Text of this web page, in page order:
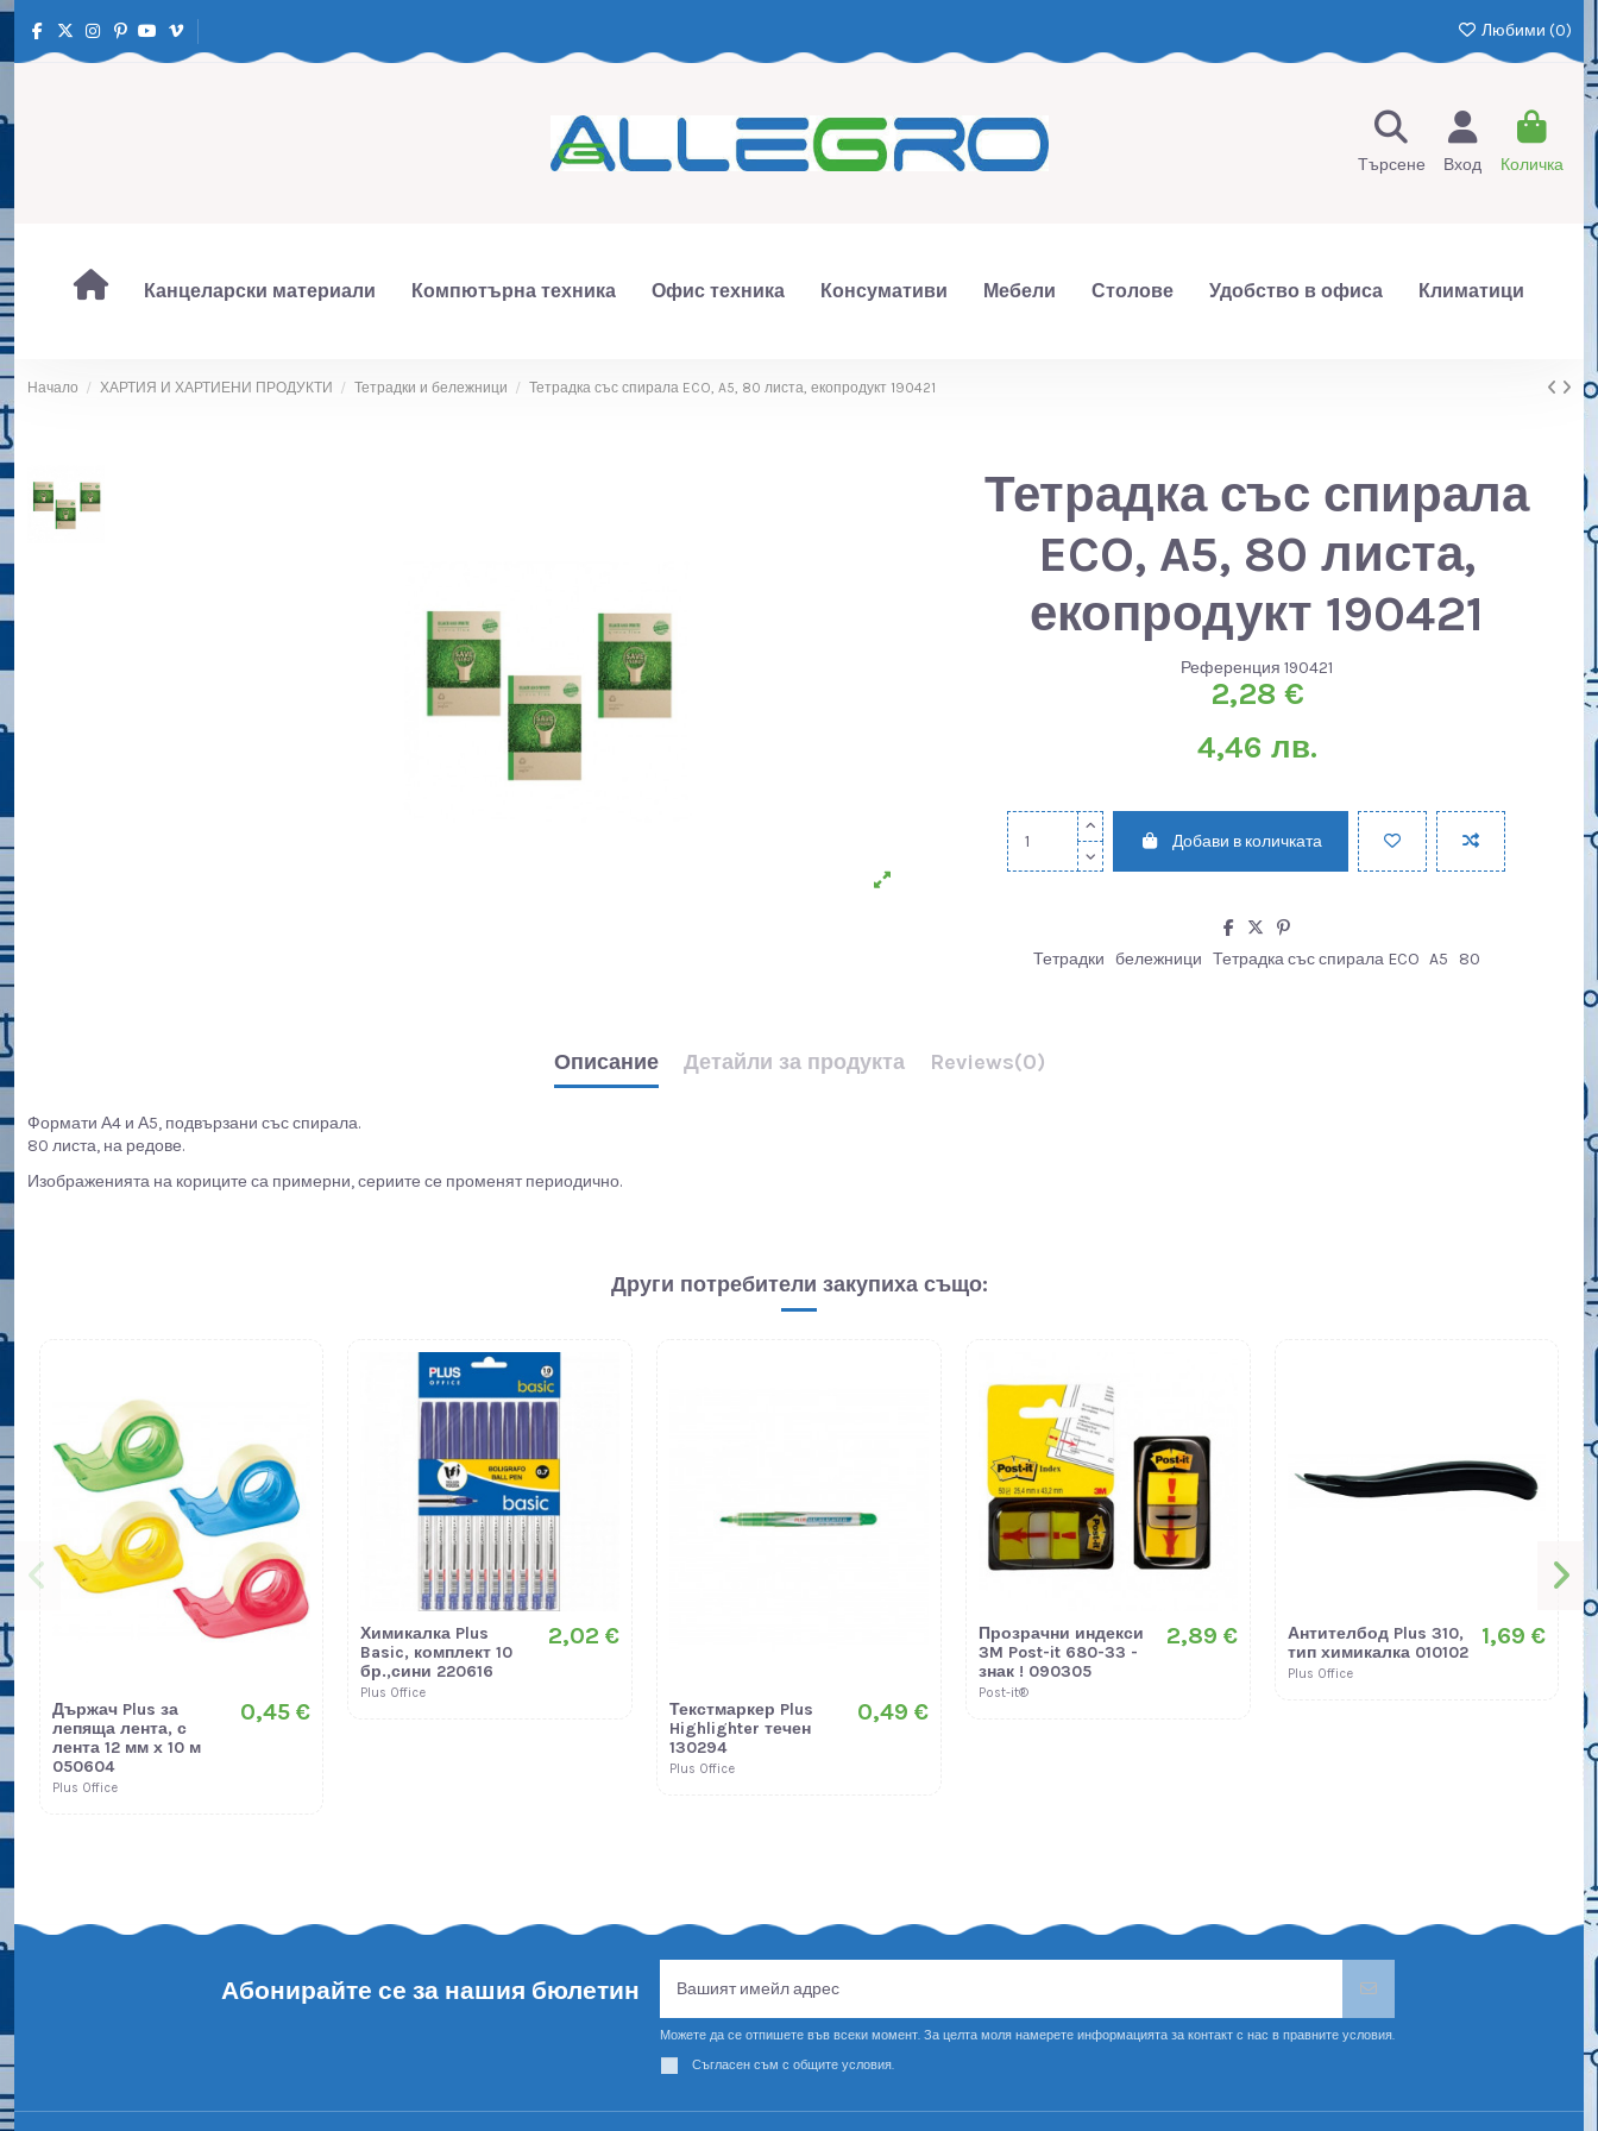
Любими (0)
Търсене Вход Количка
Канцеларски материали Компютърна техника Офис техника Консумативи Мебели Столове Удобство в офиса Климатици
Начало ХАРТИЯ И ХАРТИЕНИ ПРОДУКТИ Тетрадки и бележници Тетрадка със спирала ECO, A5, 80 листа, екопродукт 190421
Тетрадка със спирала
ECO, A5, 80 листа,
екопродукт 190421
Референция 190421
2,28 €
4,46 лв.
Добави в количката
Тетрадки бележници Тетрадка със спирала ECO A5 80
Описание Детайли за продукта Reviews(0)
Формати А4 и А5, подвързани със спирала.
80 листа, на редове.
Изображенията на кориците са примерни, сериите се променят периодично.
Други потребители закупиха също:
Държач Plus за
лепяща лента, с
лента 12 мм х 10 м
050604
Plus Office
0,45 €
Химикалка Plus
Basic, комплект 10
бр.,сини 220616
Plus Office
2,02 €
Текстмаркер Plus
Highlighter течен
130294
Plus Office
0,49 €
Прозрачни индекси
3M Post-it 680-33 -
знак ! 090305
Post-it®
2,89 €
Антителбод Plus 310,
тип химикалка 010102
Plus Office
1,69 €
Абонирайте се за нашия бюлетин
Можете да се отпишете във всеки момент. За целта моля намерете информацията за контакт с нас в правните условия.
Съгласен съм с общите условия.